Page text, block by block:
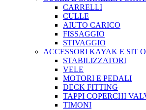
CARRELLI
CULLE
AIUTO CARICO
FISSAGGIO
STIVAGGIO
ACCESSORI KAYAK E SIT
STABILIZZATORI
VELE
MOTORI E PEDALI
DECK FITTING
TAPPI COPERCHI
TIMONI